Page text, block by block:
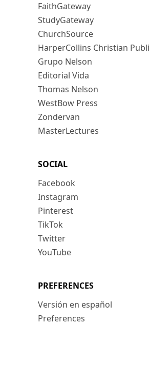
FaithGateway
StudyGateway
ChurchSource
HarperCollins Christian
Grupo Nelson
Editorial Vida
Thomas Nelson
WestBow Press
Zondervan
MasterLectures
SOCIAL
Facebook
Instagram
Pinterest
TikTok
Twitter
YouTube
PREFERENCES
Versión en español
Preferences